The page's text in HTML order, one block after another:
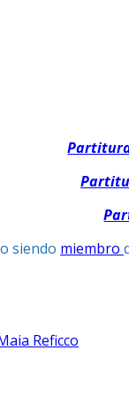
siendo miembro
Reficco